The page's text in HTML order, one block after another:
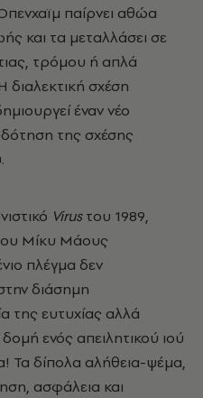
παίρνει αθώα
και τα μεταλλάσει σε
τρόμου ή απλά
διαλεκτική σχέση
έναν νέο
της σχέσης
Virusτου 1989,
Μίκυ Μάους
πλέγμα δεν
διάσημη
της ευτυχίας αλλά
ενός απειλητικού ιού
Τα δίπολα αλήθεια-ψέμα,
ασφάλεια και